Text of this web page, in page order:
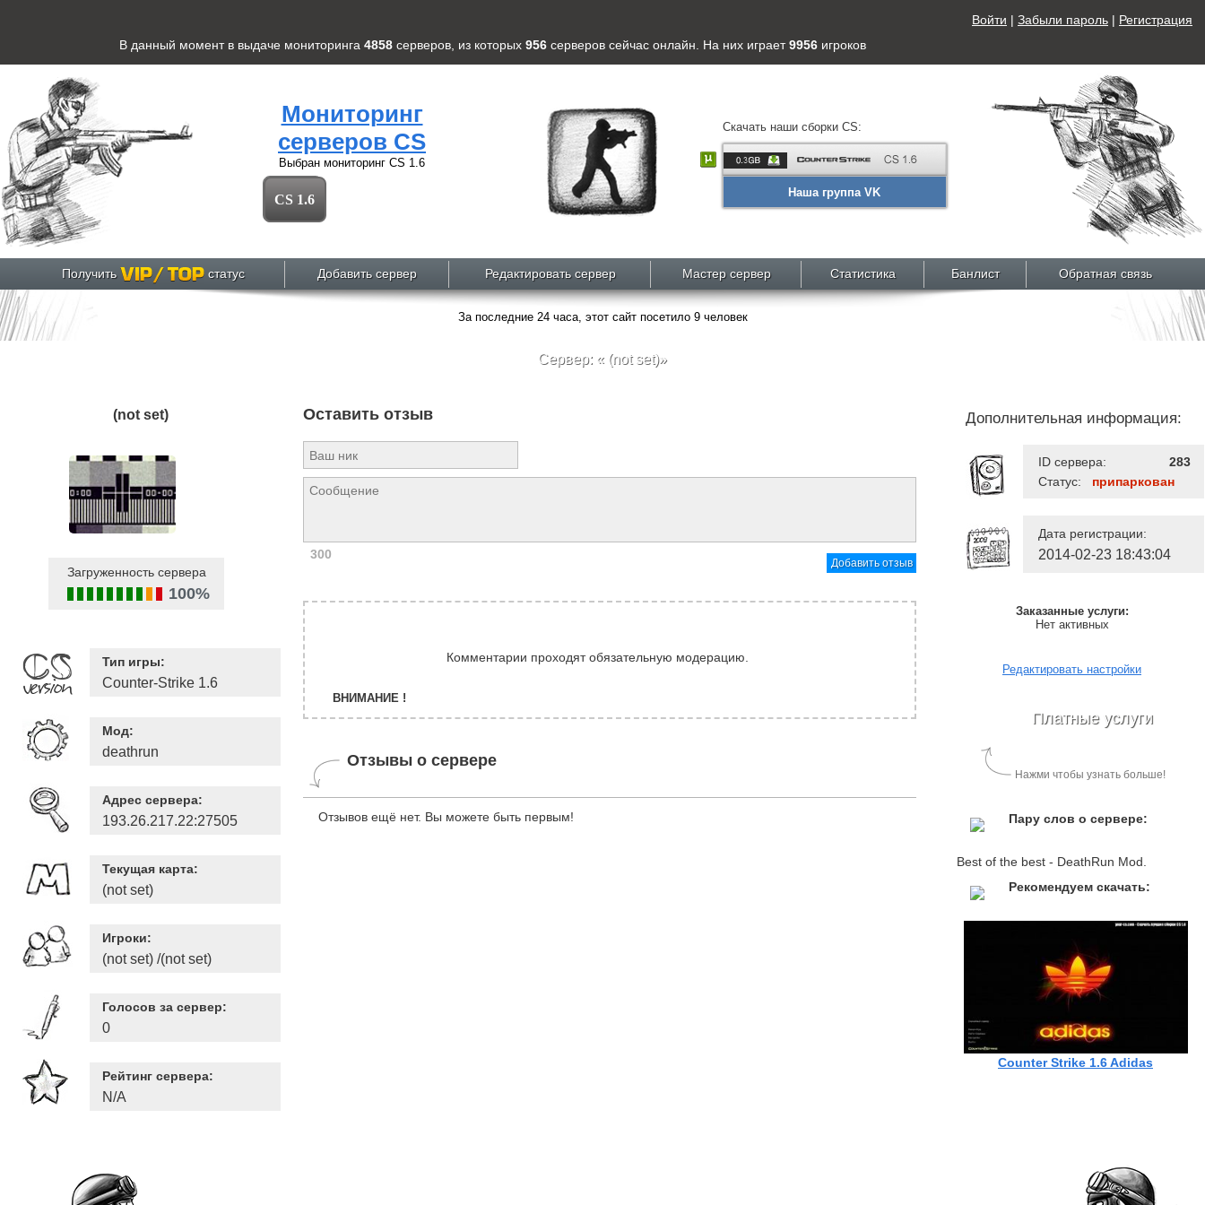
Войти | Забыли пароль | Регистрация
В данный момент в выдаче мониторинга 4858 серверов, из которых 956 серверовсейчас онлайн. На них играет9956 игроков
Мониторинг
серверов CS
Выбран мониторинг CS 1.6
CS 1.6
Скачать наши сборки CS:
Наша группа VK
Получить статус Добавить сервер Редактировать сервер Мастер сервер Статистика Банлист Обратная связь
За последние 24 часа, этот сайт посетило 9 человек
Сервер: « (not set)»
(not set)
Загруженность сервера
100%
Тип игры:
Counter-Strike 1.6
Мод:
deathrun
Адрес сервера:
193.26.217.22:27505
Текущая карта:
(not set)
Игроки:
(not set) /(not set)
Голосов за сервер:
0
Рейтинг сервера:
N/A
Оставить отзыв
300
Добавить отзыв
ВНИМАНИЕ !
Комментарии проходят обязательную модерацию.
Отзывы о сервере
Отзывов ещё нет. Вы можете быть первым!
Дополнительная информация:
ID сервера:
283
Статус:
припаркован
Дата регистрации:
2014-02-23 18:43:04
Заказанные услуги:
Нет активных
Редактировать настройки
Платные услуги
Нажми чтобы узнать больше!
Пару слов о сервере:
Best of the best - DeathRun Mod.
Рекомендуем скачать:
Counter Strike 1.6 Adidas